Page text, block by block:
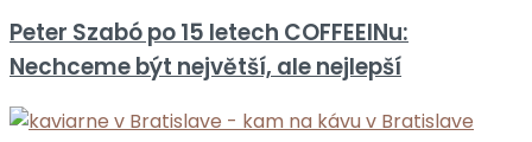
Peter Szabó po 15 letech COFFEEINu:
Nechceme být největší, ale nejlepší